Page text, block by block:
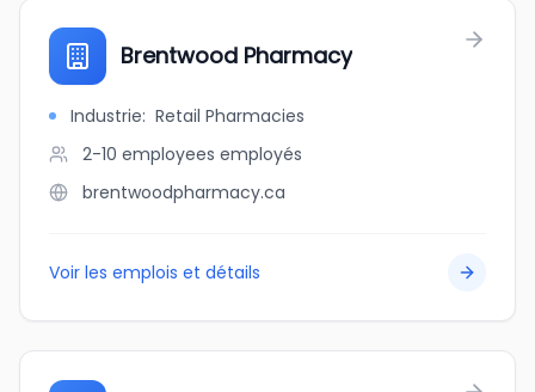
Brentwood Pharmacy
Industrie: Retail Pharmacies
2-10 employees employés
brentwoodpharmacy.ca
Voir les emplois et détails